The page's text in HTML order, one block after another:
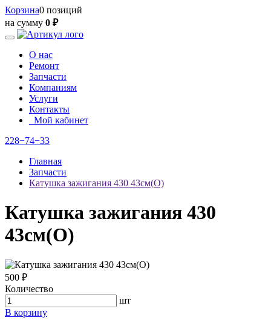
Корзина0 позиций
на сумму 0 ₽
О нас
Ремонт
Запчасти
Компаниям
Услуги
Контакты
Мой кабинет
228−74−33
Главная
Запчасти
Катушка зажигания 430 43см(О)
Катушка зажигания 430
43см(О)
500 ₽
Количество
шт
В корзину